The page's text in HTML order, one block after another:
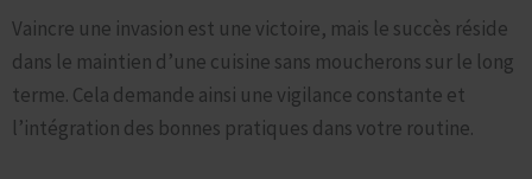
Vaincre une invasion est une victoire, mais le succès réside
dans le maintien d’une cuisine sans moucherons sur le long
terme. Cela demande ainsi une vigilance constante et
l’intégration des bonnes pratiques dans votre routine.